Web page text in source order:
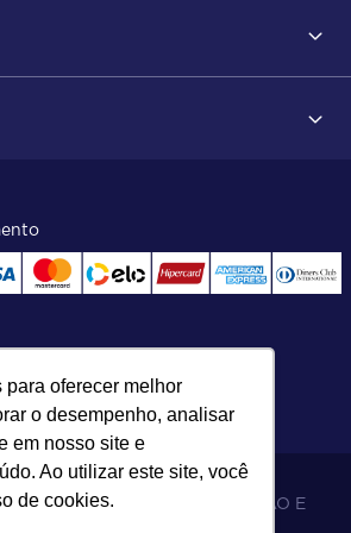
oferecer melhor
o desempenho, analisar
em nosso site e
Ao utilizar este site, você
de cookies.
pedido
da entrega
9000
das 8h às 17h30
- MB 5 COMÉRCIO IMPORTAÇÃO E